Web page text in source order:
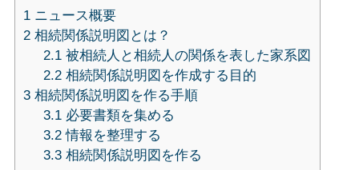
1ニュース概要
2相続関係説明図とは？
2.1 被相続人と相続人の関係を表した家系図
2.2 相続関係説明図を作成する目的
3相続関係説明図を作る手順
3.1 必要書類を集める
3.2 情報を整理する
3.3 相続関係説明図を作る